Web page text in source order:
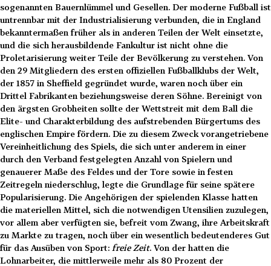
sogenannten Bauernlümmel und Gesellen. Der moderne Fußball ist
untrennbar mit der Industrialisierung verbunden, die in England
bekanntermaßen früher als in anderen Teilen der Welt einsetzte,
und die sich herausbildende Fankultur ist nicht ohne die
Proletarisierung weiter Teile der Bevölkerung zu verstehen. Von
den 29 Mitgliedern des ersten offiziellen Fußballklubs der Welt,
der 1857 in Sheffield gegründet wurde, waren noch über ein
Drittel Fabrikanten beziehungsweise deren Söhne. Bereinigt von
den ärgsten Grobheiten sollte der Wettstreit mit dem Ball die
Elite- und Charakterbildung des aufstrebenden Bürgertums des
englischen Empire fördern. Die zu diesem Zweck vorangetriebene
Vereinheitlichung des Spiels, die sich unter anderem in einer
durch den Verband festgelegten Anzahl von Spielern und
genauerer Maße des Feldes und der Tore sowie in festen
Zeitregeln niederschlug, legte die Grundlage für seine spätere
Popularisierung. Die Angehörigen der spielenden Klasse hatten
die materiellen Mittel, sich die notwendigen Utensilien zuzulegen,
vor allem aber verfügten sie, befreit vom Zwang, ihre Arbeitskraft
zu Markte zu tragen, noch über ein wesentlich bedeutenderes Gut
für das Ausüben von Sport: freie Zeit. Von der hatten die
Lohnarbeiter, die mittlerweile mehr als 80 Prozent der